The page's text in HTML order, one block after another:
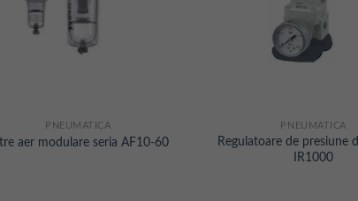
PNEUMATICA
aer modulare seria AF10-60
PNEUMATICA
Regulatoare de presiune
IR1000